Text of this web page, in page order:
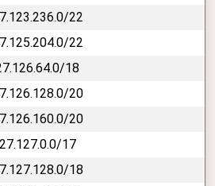
22
22
18
20
20
27.127.0.0/17
18